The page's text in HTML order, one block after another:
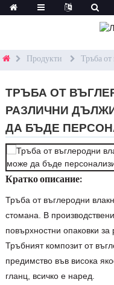
Продукти Тръба от
ТРЪБА ОТ
РАЗЛИЧНИ
ДА БЪДЕ
Кратко описание:
Тръба от въглеродни
стомана. В
повърхностни опаковки за
Тръбният композит от
предимство във висока
гланц, всичко е наред.